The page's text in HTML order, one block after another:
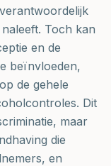
Toch kan
en de
beïnvloeden,
de gehele
Dit
maar
die
en